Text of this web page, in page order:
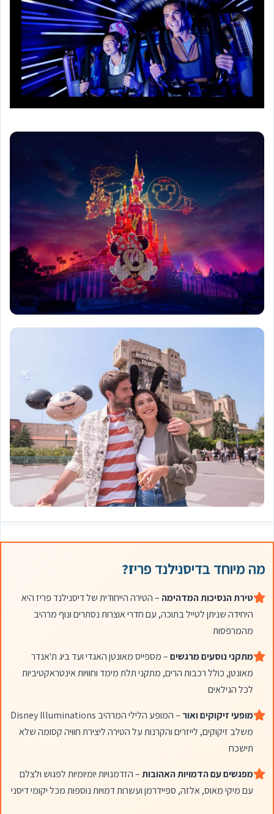
מה מיוחד בדיסנילנד פריז?
טירת הנסיכות המדהימה – הטירה הייחודית של דיסנילנד פריז היא
היחידה שניתן לטייל בתוכה, עם חדרי אוצרות נסתרים ונוף מרהיב
מהמרפסות
מתקני נוסעים מרגשים– מספייס מאונטן האגדי ועד ביג ת'אנדר
מאונטן, כולל רכבות הרים, מתקני תלת מימד וחוויות אינטראקטיביות
לכל הגילאים
מופעי זיקוקים ואור
– המופע הלילי המרהיב Disney Illuminations
משלב זיקוקים, לייזרים והקרנות על הטירה ליצירת חוויה קסומה שלא
תישכח
מפגשים עם הדמויות האהובות– הזדמנויות יומיומיות לפגוש ולצלם
עם מיקי מאוס, אלזה, ספיידרמן ועשרות דמויות נוספות מכל יקומי דיסני